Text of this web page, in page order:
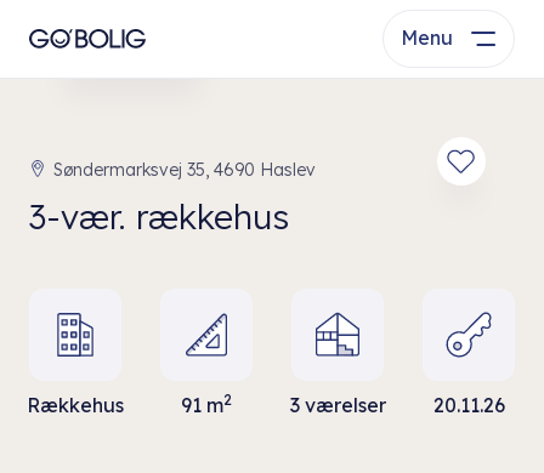
Menu
Se bolig
Søndermarksvej 35, 4690 Haslev
3-vær. rækkehus
Rækkehus 91 m2 3 værelser 20.11.26